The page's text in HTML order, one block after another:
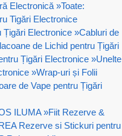
Electronică »Toate:
Tigări Electronice
Țigări Electronice »Cabluri de
de Lichid pentru Țigări
Țigări Electronice »Unelte
»Wrap-uri și Folii
de Vape pentru Țigări
ILUMA »Fiit Rezerve &
Rezerve si Stickuri pentru